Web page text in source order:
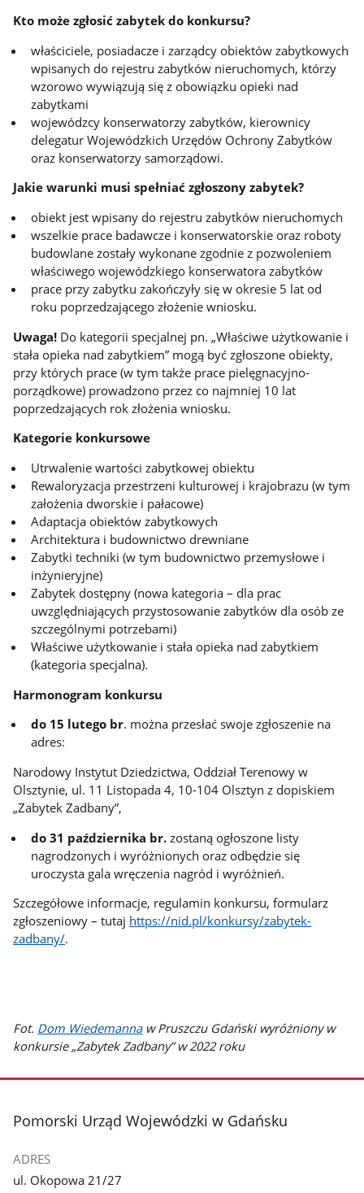
Kto może zgłosić zabytek do konkursu?
właściciele, posiadacze i zarządcy obiektów zabytkowych
wpisanych do rejestru zabytków nieruchomych, którzy
wzorowo wywiązują się z obowiązku opieki nad
zabytkami
wojewódzcy konserwatorzy zabytków, kierownicy
delegatur Wojewódzkich Urzędów Ochrony Zabytków
oraz konserwatorzy samorządowi.
Jakie warunki musi spełniać zgłoszony zabytek?
obiekt jest wpisany do rejestru zabytków nieruchomych
wszelkie prace badawcze i konserwatorskie oraz roboty
budowlane zostały wykonane zgodnie z pozwoleniem
właściwego wojewódzkiego konserwatora zabytków
prace przy zabytku zakończyły się w okresie 5 lat od
roku poprzedzającego złożenie wniosku.
Uwaga! Do kategorii specjalnej pn. „Właściwe użytkowanie i
stała opieka nad zabytkiem” mogą być zgłoszone obiekty,
przy których prace (w tym także prace pielęgnacyjno-
porządkowe) prowadzono przez co najmniej 10 lat
poprzedzających rok złożenia wniosku.
Kategorie konkursowe
Utrwalenie wartości zabytkowej obiektu
Rewaloryzacja przestrzeni kulturowej i krajobrazu (w tym
założenia dworskie i pałacowe)
Adaptacja obiektów zabytkowych
Architektura i budownictwo drewniane
Zabytki techniki (w tym budownictwo przemysłowe i
inżynieryjne)
Zabytek dostępny (nowa kategoria – dla prac
uwzględniających przystosowanie zabytków dla osób ze
szczególnymi potrzebami)
Właściwe użytkowanie i stała opieka nad zabytkiem
(kategoria specjalna).
Harmonogram konkursu
do 15 lutego br. można przesłać swoje zgłoszenie na
adres:
Narodowy Instytut Dziedzictwa, Oddział Terenowy w
Olsztynie, ul. 11 Listopada 4, 10-104 Olsztyn z dopiskiem
„Zabytek Zadbany”,
do 31 października br. zostaną ogłoszone listy
nagrodzonych i wyróżnionych oraz odbędzie się
uroczysta gala wręczenia nagród i wyróżnień.
Szczegółowe informacje, regulamin konkursu, formularz
zgłoszeniowy – tutaj https://nid.pl/konkursy/zabytek-
zadbany/.
Fot. Dom Wiedemannaw Pruszczu Gdański wyróżniony w
konkursie „Zabytek Zadbany” w 2022 roku
stopka
Pomorski Urząd Wojewódzki w Gdańsku
ADRES
ul. Okopowa 21/27